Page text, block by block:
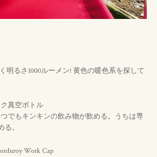
明るさ1000ルーメン! 黄色の暖色系を探して
真空ボトル
でもキンキンの飲み物が飲める。うちは専
。
Work Cap